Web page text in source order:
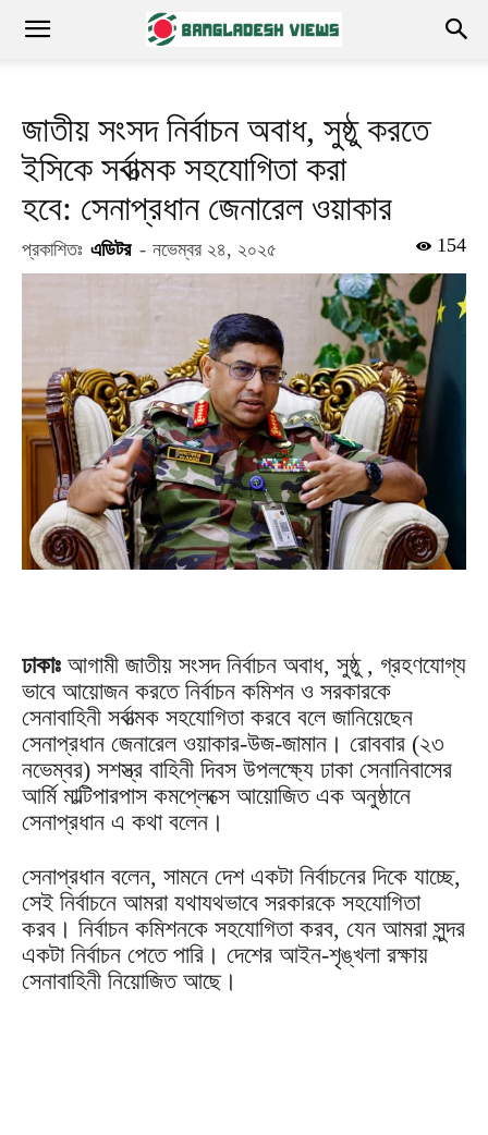
জাতীয় সংসদ নির্বাচন অবাধ, সুষ্ঠু করতে
ইসিকে সর্বাত্মক সহযোগিতা করা
হবে: সেনাপ্রধান জেনারেল ওয়াকার
প্রকাশিতঃ এডিটর - নভেম্বর ২৪, ২০২৫ 154
ঢাকাঃ আগামী জাতীয় সংসদ নির্বাচন অবাধ, সুষ্ঠু , গ্রহণযোগ্য
ভাবে আয়োজন করতে নির্বাচন কমিশন ও সরকারকে
সেনাবাহিনী সর্বাত্মক সহযোগিতা করবে বলে জানিয়েছেন
সেনাপ্রধান জেনারেল ওয়াকার-উজ-জামান। রোববার (২৩
নভেম্বর) সশস্ত্র বাহিনী দিবস উপলক্ষ্যে ঢাকা সেনানিবাসের
আর্মি মাল্টিপারপাস কমপ্লেক্সে আয়োজিত এক অনুষ্ঠানে
সেনাপ্রধান এ কথা বলেন।
সেনাপ্রধান বলেন, সামনে দেশ একটা নির্বাচনের দিকে যাচ্ছে,
সেই নির্বাচনে আমরা যথাযথভাবে সরকারকে সহযোগিতা
করব। নির্বাচন কমিশনকে সহযোগিতা করব, যেন আমরা সুন্দর
একটা নির্বাচন পেতে পারি। দেশের আইন-শৃঙ্খলা রক্ষায়
সেনাবাহিনী নিয়োজিত আছে।